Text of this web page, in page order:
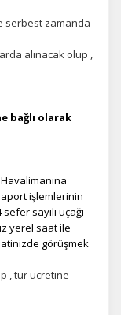
serbest zamanda
alınacak olup ,
bağlı olarak
işlemlerinin
sayılı uçağı
yerel saat ile
görüşmek
, tur ücretine